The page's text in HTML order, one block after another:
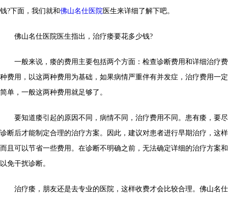
钱?下面，我们就和佛山名仕医院 医生来详细了解下吧。
佛山名仕医院医生指出，治疗痿要花多少钱?
一般来说，痿的费用主要包括两个方面：检查诊断费用和详细治疗
种费用，以这两种费用为基础，如果病情严重伴有并发症，治疗费用一
简单，一般这两种费用就足够了。
要知道痿引起的原因不同，病情不同，治疗费用不同。患有痿，要
诊断后才能制定合理的治疗方案。因此，建议对患者进行早期治疗，这
而且可以节省一些费用。在诊断不明确之前，无法确定详细的治疗方案
以免干扰诊断。
治疗痿，朋友还是去专业的医院，这样收费才会比较合理。佛山名